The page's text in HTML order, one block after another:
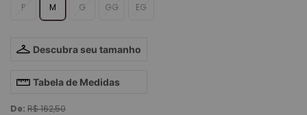
P M G GG EG
Descubra seu tamanho
Tabela de Medidas
De: R$ 162,50